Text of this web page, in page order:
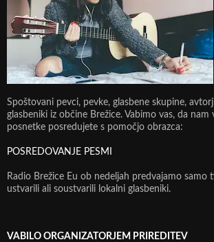
Spoštovani pevci, pevke, glasbene skupine,
glasbeniki iz občine Brežice. Vabimo vas, da nam
posnetke posredujete s pomočjo obrazca:
POSREDOVANJE PESMI
Radio Brežice Eu ob nedeljah predvajamo samo
ustvarili ali soustvarili lokalni glasbeniki.
VABILO ORGANIZATORJEM PRIREDITEV